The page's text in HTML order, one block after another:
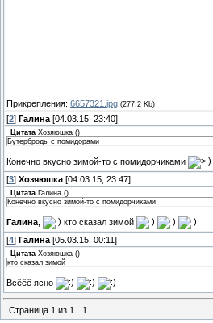
Прикрепления: 6657321.jpg (277.2 Kb)
[2] Галина [04.03.15, 23:40]
Цитата Хозяюшка ()
Бутерброды с помидорами
Конечно вкусно зимой-то с помидорчиками
[3] Хозяюшка [04.03.15, 23:47]
Цитата Галина ()
Конечно вкусно зимой-то с помидорчиками
Галина
кто сказал зимой
[4] Галина [05.03.15, 00:11]
Цитата Хозяюшка ()
кто сказал зимой
Всёёё ясно
Страница 1 из 1 1